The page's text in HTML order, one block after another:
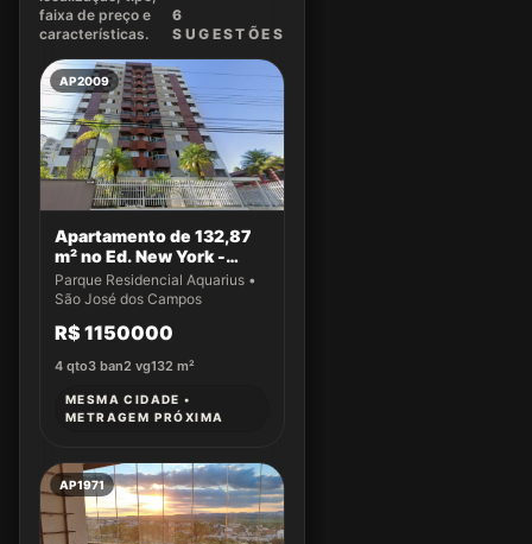
faixa de preço e
características.
6
SUGEST ÕES
AP2009
Apartamento de 132,87
m² no Ed. New York -
Apto 14
Parque Residencial Aquarius •
São José dos Campos
R$ 1150000
4 qto3 ban2 vg132 m²
MESMA CIDADE •
METRAGEM PRÓXIMA
AP1971